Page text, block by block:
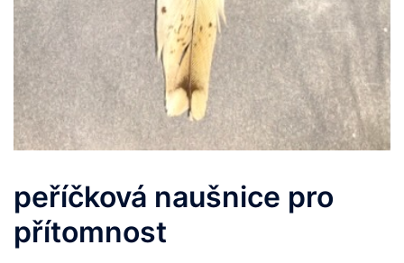
peříčková naušnice pro
přítomnost